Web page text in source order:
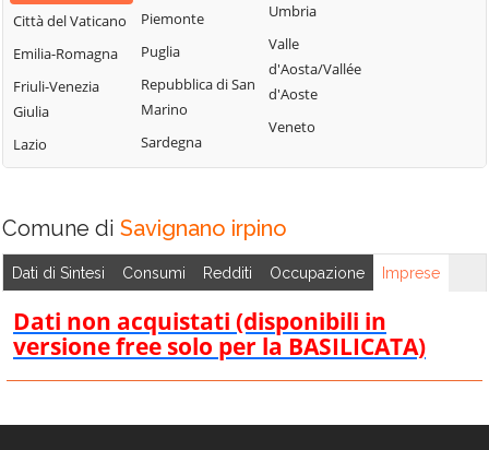
Cassano Irpino
Castel Baronia
Castelfranci
Castelvetere sul
Calore
Chiusano di San
Contrada
Domicella
Morra De Sanctis
Moschiano
Mugnano del
Nusco
Ospedaletto
d'Alpinolo
Pago del Vallo di
Lauro
Parolise
Santo Stefano
del Sole
Savignano
Irpino
Scampitella
Sirignano
Solofra
Sorbo Serpico
Sperone
Sturno
Taurano
Città del Vaticano
Emilia-Romagna
Friuli-Venezia
Giulia
Lazio
Piemonte
Puglia
Repubblica di San
Marino
Sardegna
Umbria
Valle
d'Aosta/Vallée
d'Aoste
Veneto
Comune di Savignano irpino
Dati di Sintesi Consumi Redditi Occupazione Imprese
Dati non acquistati (disponibili in
versione free solo per la BASILICATA)